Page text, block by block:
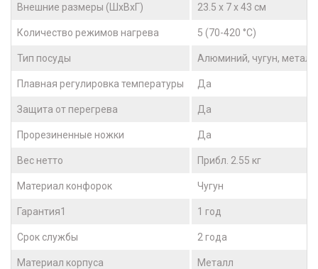
Внешние размеры (ШхВхГ) 23.5 x 7 x 43 см
Количество режимов нагрева 5 (70-420 °C)
Тип посуды Алюминий, чугун,
Плавная регулировка температуры Да
Защита от перегрева Да
Прорезиненные ножки Да
Вес нетто Прибл. 2.55 кг
Материал конфорок Чугун
Гарантия1 1 год
Срок службы 2 года
Материал корпуса Металл